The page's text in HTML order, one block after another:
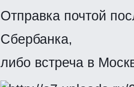
Отправка почтой
Сбербанка,
либо встреча в